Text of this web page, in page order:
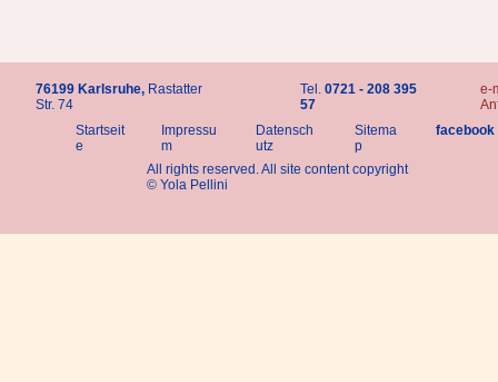
76199 Karlsruhe, Rastatter
Str. 74
Tel. 0721 - 208 395
57
e-
Startseit
e
Impressu
m
Datensch
utz
Sitema
p
facebook
All rights reserved. All site content copyright
© Yola Pellini